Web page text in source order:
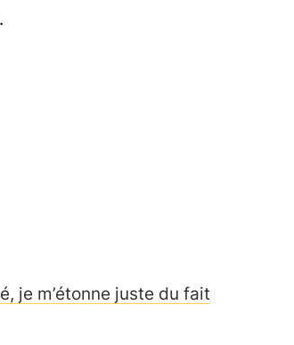
je m’étonne juste du fait